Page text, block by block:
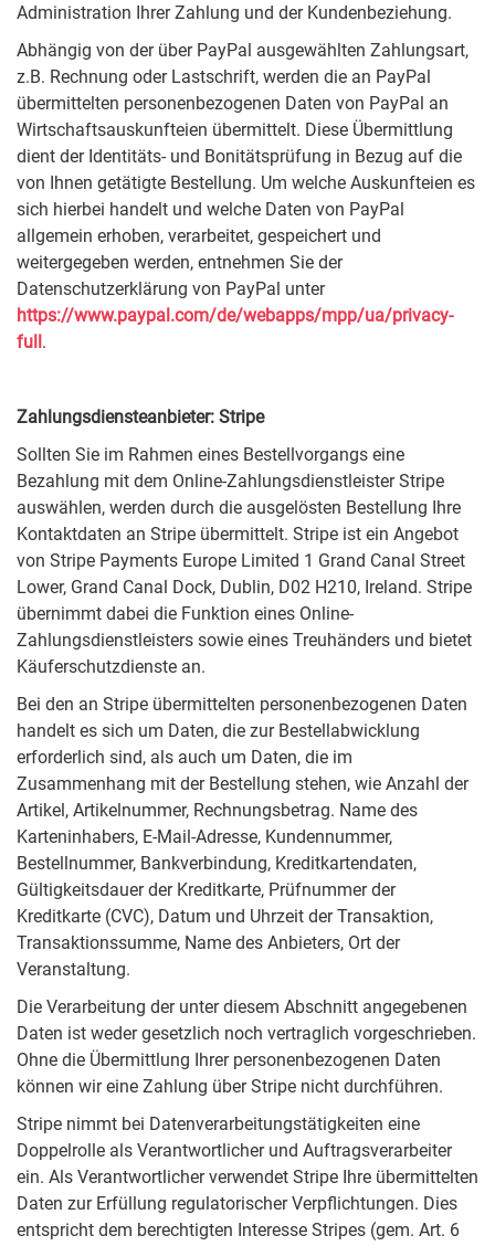
Administration Ihrer Zahlung und der Kundenbeziehung.
Abhängig von der über PayPal ausgewählten Zahlungsart,
z.B. Rechnung oder Lastschrift, werden die an PayPal
übermittelten personenbezogenen Daten von PayPal an
Wirtschaftsauskunfteien übermittelt. Diese Übermittlung
dient der Identitäts- und Bonitätsprüfung in Bezug auf die
von Ihnen getätigte Bestellung. Um welche Auskunfteien es
sich hierbei handelt und welche Daten von PayPal
allgemein erhoben, verarbeitet, gespeichert und
weitergegeben werden, entnehmen Sie der
Datenschutzerklärung von PayPal unter
https://www.paypal.com/de/webapps/mpp/ua/privacy-
full.
Zahlungsdiensteanbieter: Stripe
Sollten Sie im Rahmen eines Bestellvorgangs eine
Bezahlung mit dem Online-Zahlungsdienstleister Stripe
auswählen, werden durch die ausgelösten Bestellung Ihre
Kontaktdaten an Stripe übermittelt. Stripe ist ein Angebot
von Stripe Payments Europe Limited 1 Grand Canal Street
Lower, Grand Canal Dock, Dublin, D02 H210, Ireland. Stripe
übernimmt dabei die Funktion eines Online-
Zahlungsdienstleisters sowie eines Treuhänders und bietet
Käuferschutzdienste an.
Bei den an Stripe übermittelten personenbezogenen Daten
handelt es sich um Daten, die zur Bestellabwicklung
erforderlich sind, als auch um Daten, die im
Zusammenhang mit der Bestellung stehen, wie Anzahl der
Artikel, Artikelnummer, Rechnungsbetrag. Name des
Karteninhabers, E-Mail-Adresse, Kundennummer,
Bestellnummer, Bankverbindung, Kreditkartendaten,
Gültigkeitsdauer der Kreditkarte, Prüfnummer der
Kreditkarte (CVC), Datum und Uhrzeit der Transaktion,
Transaktionssumme, Name des Anbieters, Ort der
Veranstaltung.
Die Verarbeitung der unter diesem Abschnitt angegebenen
Daten ist weder gesetzlich noch vertraglich vorgeschrieben.
Ohne die Übermittlung Ihrer personenbezogenen Daten
können wir eine Zahlung über Stripe nicht durchführen.
Stripe nimmt bei Datenverarbeitungstätigkeiten eine
Doppelrolle als Verantwortlicher und Auftragsverarbeiter
ein. Als Verantwortlicher verwendet Stripe Ihre übermittelten
Daten zur Erfüllung regulatorischer Verpflichtungen. Dies
entspricht dem berechtigten Interesse Stripes (gem. Art. 6